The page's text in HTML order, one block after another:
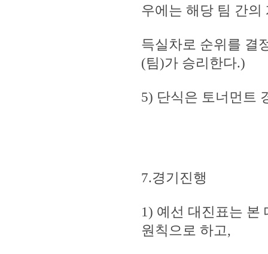
우에는 해당 팀 간의
득실차로 순위를 결
(팀)가 승리한다.)
5) 단식은 토너먼트
7.경기진행
1) 예선 대진표는 본
원칙으로 하고,